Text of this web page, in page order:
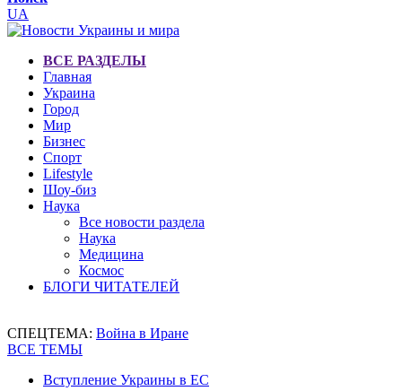
UA
ВСЕ РАЗДЕЛЫ
Главная
Украина
Город
Мир
Бизнес
Спорт
Lifestyle
Шоу-биз
Наука
Все новости раздела
Наука
Медицина
Космос
БЛОГИ ЧИТАТЕЛЕЙ
СПЕЦТЕМА: Война в Иране
ВСЕ ТЕМЫ
Вступление Украины в ЕС